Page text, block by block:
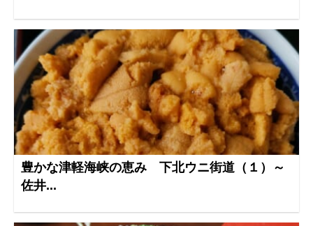
豊かな津軽海峡の恵み 下北ウニ街道（１）～
佐井...